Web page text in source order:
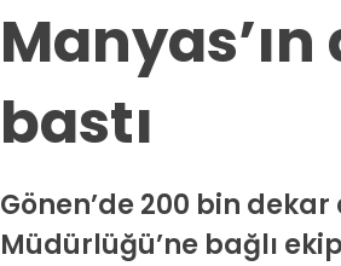
bastı
Gönen’de 200 bin
Müdürlüğü’ne bağlı